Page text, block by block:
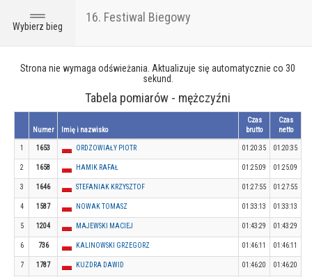
Toggle
navigation
Wybierz bieg
16. Festiwal Biegowy
Strona nie wymaga odświeżania. Aktualizuje się automatycznie co 30
sekund.
Tabela pomiarów - mężczyźni
Numer Imię i nazwisko
Czas
brutto
Czas
netto
1 1653 ORDZOWIAŁY PIOTR 01:20:35 01:20:35
2 1658 HAMIK RAFAŁ 01:25:09 01:25:09
3 1646 STEFANIAK KRZYSZTOF 01:27:55 01:27:55
4 1587 NOWAK TOMASZ 01:33:13 01:33:13
5 1204 MAJEWSKI MACIEJ 01:43:29 01:43:29
6 736 KALINOWSKI GRZEGORZ 01:46:11 01:46:11
7 1787 KUZDRA DAWID 01:46:20 01:46:20